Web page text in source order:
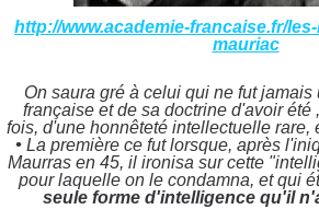
http://www.academie-francaise.fr/
mauriac
On saura gré à celui qui ne fut
française et de sa doctrine d'avoir été
fois, d'une honnêteté intellectuelle rare,
• La première ce fut lorsque, après
Maurras en 45, il ironisa sur cette
pour laquelle on le condamna, et qui
seule forme d'intelligence qu'il